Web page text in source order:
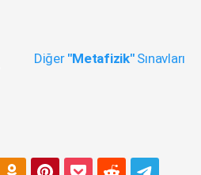
Diğer "Metafizik"Sınavları